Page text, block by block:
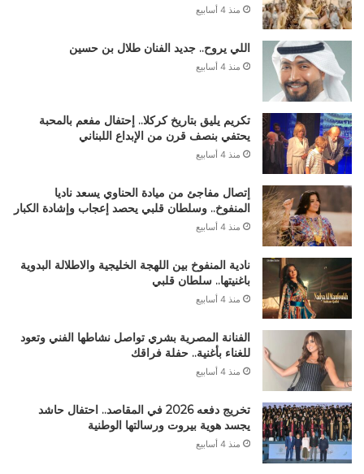
منذ 4 أسابيع
اللي يروح.. جديد الفنان طلال بن حسين
منذ 4 أسابيع
تكريم يليق بتاريخ كركلا.. إحتفال مفعم بالمحبة
يحتفي بنصف قرن من الإبداع اللبناني
منذ 4 أسابيع
إتصال مفاجئ من ميادة الحناوي يسعد ناديا
المنفوخ.. وسلطان قلبي يحصد إعجاب وإشادة الكبار
منذ 4 أسابيع
نادية المنفوخ بين اللهجة الخليجية والاطلالة البدوية
باغنيتها.. سلطان قلبي
منذ 4 أسابيع
الفنانة المصرية بشري تواصل نشاطها الفني وتعود
للغناء بأغنية.. حفلة فراقك
منذ 4 أسابيع
تخريج دفعه 2026 في المقاصد.. احتفال حاشد
يجسد هوية بيروت ورسالتها الوطنية
منذ 4 أسابيع